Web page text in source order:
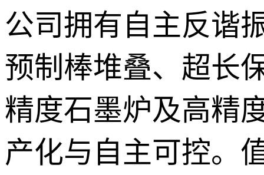
公司拥有自主反谐
预制棒堆叠、超长
精度石墨炉及高精
产化与自主可控。